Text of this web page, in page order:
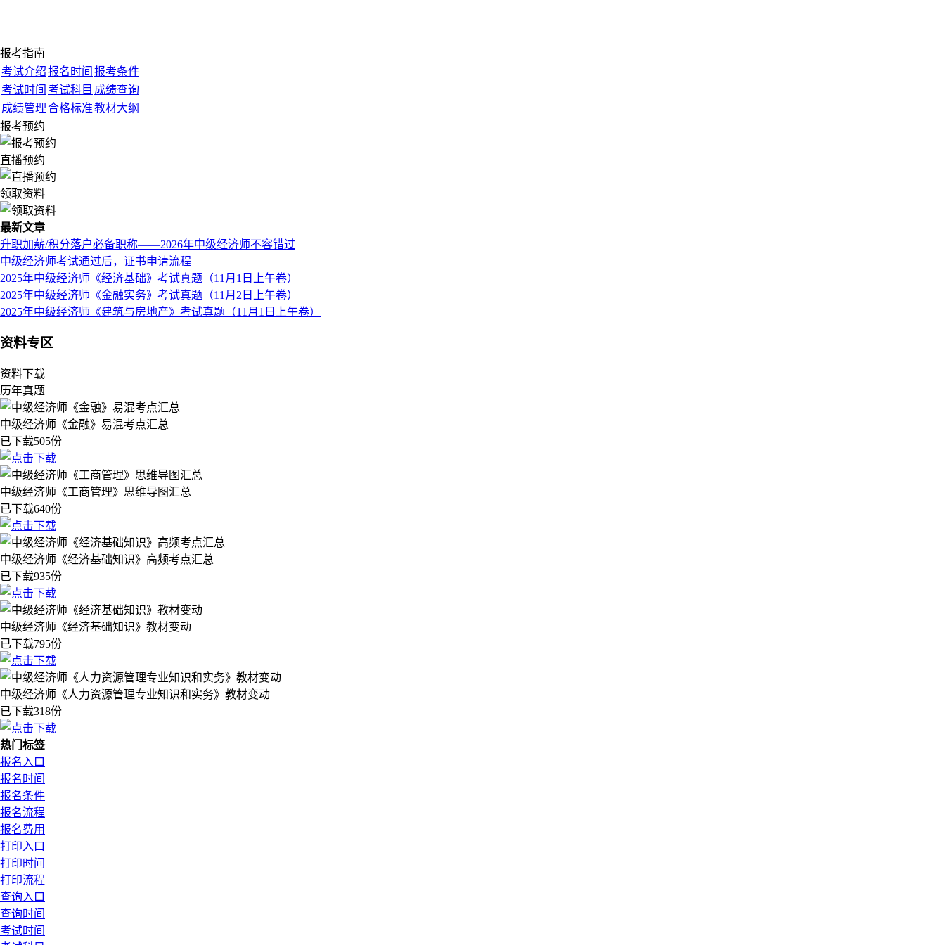
报考指南
考试介绍报名时间 报考条件
考试时间 考试科目 成绩查询
成绩管理合格标准教材大纲
报考预约
直播预约
领取资料
最新文章
升职加薪/积分落户必备职称——2026年中级经济师不容错过
中级经济师考试通过后，证书申请流程
2025年中级经济师《经济基础》考试真题（11月1日上午卷）
2025年中级经济师《金融实务》考试真题（11月2日上午卷）
2025年中级经济师《建筑与房地产》考试真题（11月1日上午卷）
资料专区
资料下载
历年真题
中级经济师《金融》易混考点汇总
已下载505份
中级经济师《工商管理》思维导图汇总
已下载640份
中级经济师《经济基础知识》高频考点汇总
已下载935份
中级经济师《经济基础知识》教材变动
已下载795份
中级经济师《人力资源管理专业知识和实务》教材变动
已下载318份
热门标签
报名入口
报名时间
报名条件
报名流程
报名费用
打印入口
打印时间
打印流程
查询入口
查询时间
考试时间